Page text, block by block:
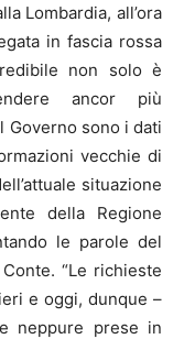
Lombardia, all’ora
in fascia rossa
non solo è
ancor più
Governo sono i dati
vecchie di
situazione
della Regione
le parole del
“Le richieste
e oggi, dunque –
neppure prese in